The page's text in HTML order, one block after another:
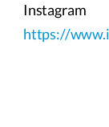
Instagram
https://